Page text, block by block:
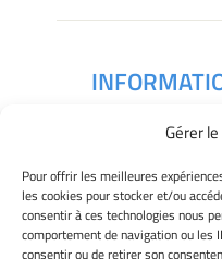
Gérer
Pour offrir les meilleures
les cookies pour stocker et/ou
consentir à ces technologies nous
comportement de navigation ou les
consentir ou de retirer son
Gérer mes
Déclaration de
Politique des
Avertissement